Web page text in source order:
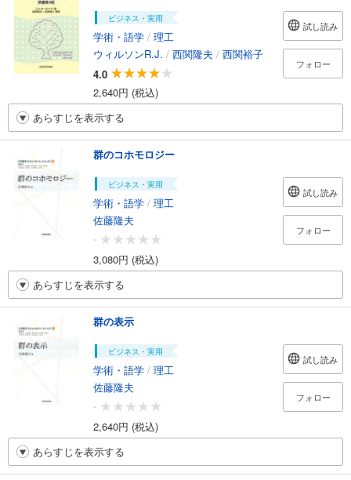
ビジネス・実用
学術・語学 / 理工
ウィルソンR.J. / 西関隆夫 / 西関裕子
4.0
2,640円 (税込)
試し読み
フォロー
あらすじを表示する
群のコホモロジー
ビジネス・実用
学術・語学 / 理工
佐藤隆夫
-
3,080円 (税込)
試し読み
フォロー
あらすじを表示する
群の表示
ビジネス・実用
学術・語学 / 理工
佐藤隆夫
-
2,640円 (税込)
試し読み
フォロー
あらすじを表示する